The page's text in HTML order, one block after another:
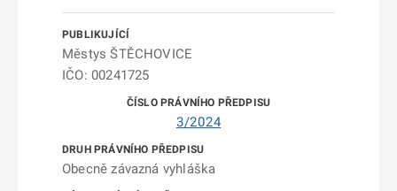
Městys ŠTĚCHOVICE
IČO: 00241725
3/2024
Obecně závazná vyhláška